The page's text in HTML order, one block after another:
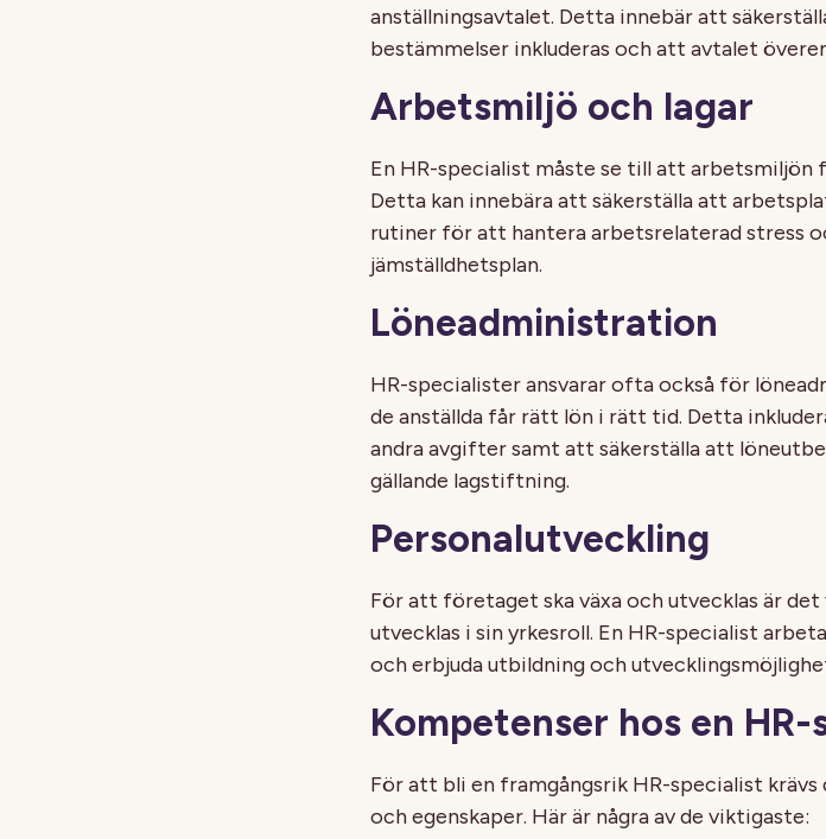
anställningsavtalet. Detta innebär att
bestämmelser inkluderas och att avtalet
Arbetsmiljö och lagar
En HR-specialist måste se till att arbetsmiljön
Detta kan innebära att säkerställa att
rutiner för att hantera arbetsrelaterad stress
jämställdhetsplan.
Löneadministration
HR-specialister ansvarar ofta också för
de anställda får rätt lön i rätt tid. Detta
andra avgifter samt att säkerställa att
gällande lagstiftning.
Personalutveckling
För att företaget ska växa och utvecklas är
utvecklas i sin yrkesroll. En HR-specialist
och erbjuda utbildning och
Kompetenser hos en
För att bli en framgångsrik HR-specialist
och egenskaper. Här är några av de viktigaste: